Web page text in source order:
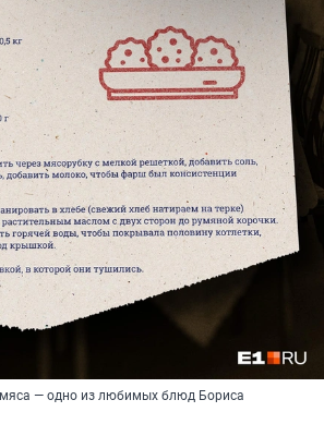
мяса — одно из любимых блюд Бориса